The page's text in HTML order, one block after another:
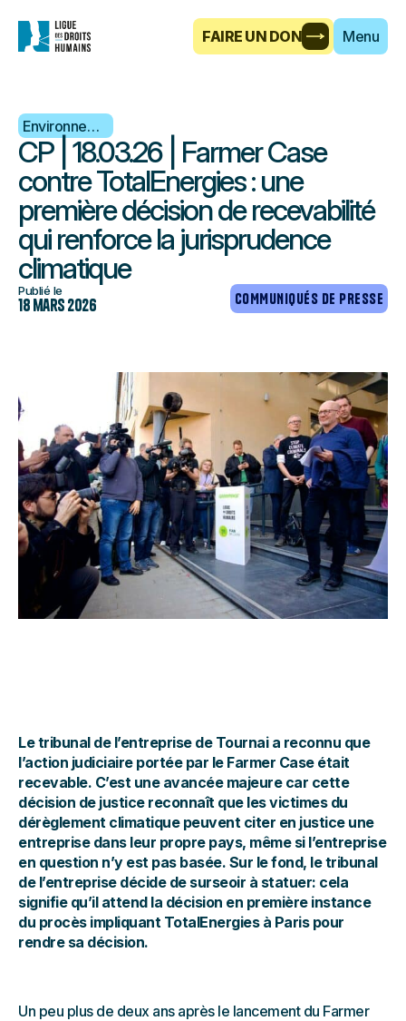
FAIRE UN DON Menu
Environnement
CP | 18.03.26 | Farmer Case
contre TotalEnergies : une
première décision de recevabilité
qui renforce la jurisprudence
climatique
Publié le
18 mars 2026 COMMUNIQUÉS DE PRESSE
Le tribunal de l’entreprise de Tournai a reconnu que
l’action judiciaire portée par le Farmer Case était
recevable. C’est une avancée majeure car cette
décision de justice reconnaît que les victimes du
dérèglement climatique peuvent citer en justice une
entreprise dans leur propre pays, même si l’entreprise
en question n’y est pas basée. Sur le fond, le tribunal
de l’entreprise décide de surseoir à statuer: cela
signifie qu’il attend la décision en première instance
du procès impliquant TotalEnergies à Paris pour
rendre sa décision.
Un peu plus de deux ans après le lancement du Farmer